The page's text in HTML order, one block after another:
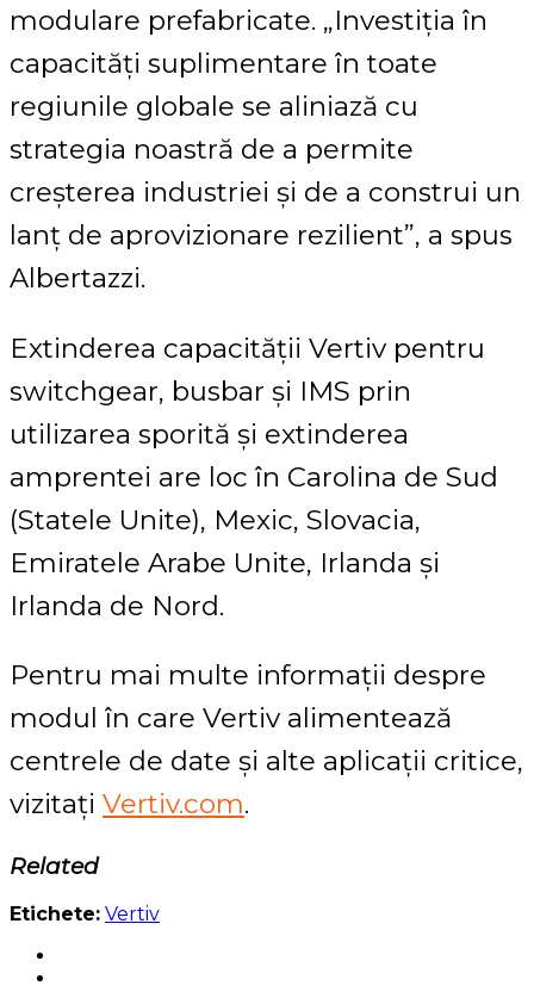
modulare prefabricate. „Investiția în
capacități suplimentare în toate
regiunile globale se aliniază cu
strategia noastră de a permite
creșterea industriei și de a construi un
lanț de aprovizionare rezilient”, a spus
Albertazzi.
Extinderea capacității Vertiv pentru
switchgear, busbar și IMS prin
utilizarea sporită și extinderea
amprentei are loc în Carolina de Sud
(Statele Unite), Mexic, Slovacia,
Emiratele Arabe Unite, Irlanda și
Irlanda de Nord.
Pentru mai multe informații despre
modul în care Vertiv alimentează
centrele de date și alte aplicații critice,
vizitați Vertiv.com.
Related
Etichete: Vertiv